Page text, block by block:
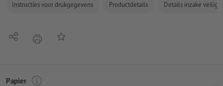
Instructies voor drukgegevens Productdetails Details inzake
Delen afdrukkenOp de lijst
Papier